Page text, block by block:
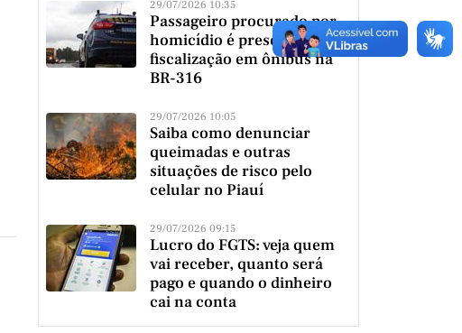
29/07/2026 10:35
Passageiro procurado por
homicídio é preso durante
fiscalização em ônibus na
BR-316
29/07/2026 10:05
Saiba como denunciar
queimadas e outras
situações de risco pelo
celular no Piauí
29/07/2026 09:15
Lucro do FGTS: veja quem
vai receber, quanto será
pago e quando o dinheiro
cai na conta